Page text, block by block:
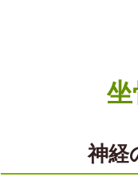
神経